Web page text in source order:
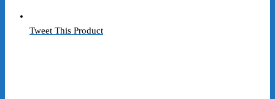
Tweet This Product